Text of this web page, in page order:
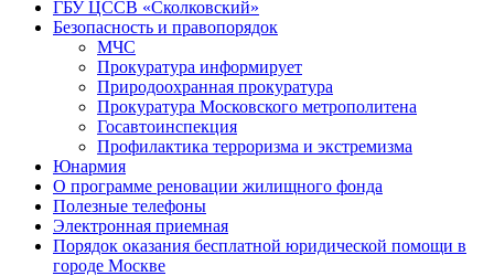
ГБУ ЦССВ «Сколковский»
Безопасность и правопорядок
МЧС
Прокуратура информирует
Природоохранная прокуратура
Прокуратура Московского метрополитена
Госавтоинспекция
Профилактика терроризма и экстремизма
Юнармия
О программе реновации жилищного фонда
Полезные телефоны
Электронная приемная
Порядок оказания бесплатной юридической помощи в
городе Москве